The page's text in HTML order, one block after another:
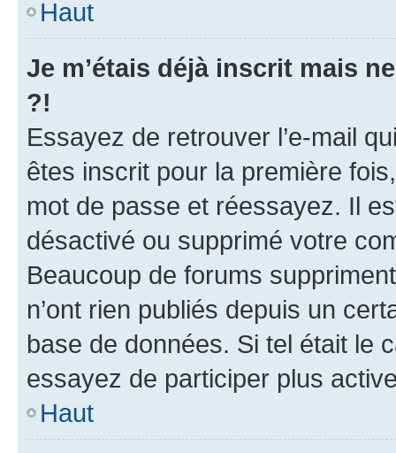
Haut
Je m’étais déjà inscrit mais
?!
Essayez de retrouver l’e-mail
êtes inscrit pour la première
mot de passe et réessayez. Il
désactivé ou supprimé votre
Beaucoup de forums
n’ont rien publiés depuis un
base de données. Si tel était le
essayez de participer plus
Haut